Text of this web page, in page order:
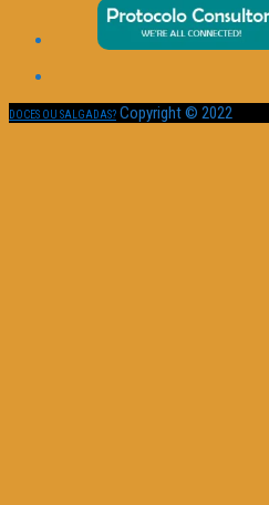
DOCES OU SALGADAS? Copyright © 2022